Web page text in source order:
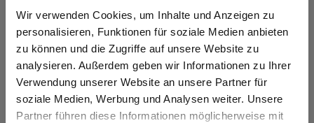
Wir verwenden Cookies, um Inhalte und Anzeigen zu
personalisieren, Funktionen für soziale Medien anbieten
zu können und die Zugriffe auf unsere Website zu
analysieren. Außerdem geben wir Informationen zu Ihrer
Verwendung unserer Website an unsere Partner für
soziale Medien, Werbung und Analysen weiter. Unsere
Partner führen diese Informationen möglicherweise mit
Events Archive